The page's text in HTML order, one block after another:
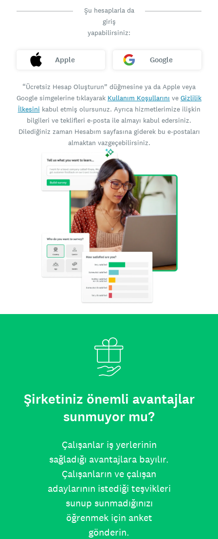
Şu hesaplarla da
giriş
yapabilirsiniz:
Apple Google
“Ücretsiz Hesap Oluşturun” düğmesine ya da Apple veya
Google simgelerine tıklayarak Kullanım Koşullarını ve Gizlilik
İlkesini kabul etmiş olursunuz. Ayrıca hizmetlerimize ilişkin
bilgileri ve teklifleri e-posta ile almayı kabul edersiniz.
Dilediğiniz zaman Hesabım sayfasına giderek bu e-postaları
almaktan vazgeçebilirsiniz.
Şirketiniz önemli avantajlar
sunmuyor mu?
Çalışanlar iş yerlerinin
sağladığı avantajlara bayılır.
Çalışanların ve çalışan
adaylarının istediği teşvikleri
sunup sunmadığınızı
öğrenmek için anket
gönderin.